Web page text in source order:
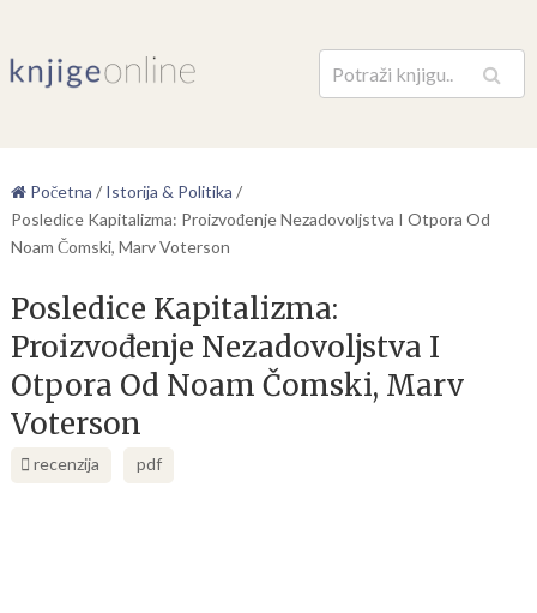
Pretraga
Početna / Istorija & Politika /
Posledice Kapitalizma: Proizvođenje Nezadovoljstva I Otpora Od
Noam Čomski, Marv Voterson
Posledice Kapitalizma:
Proizvođenje Nezadovoljstva I
Otpora Od Noam Čomski, Marv
Voterson
recenzija pdf